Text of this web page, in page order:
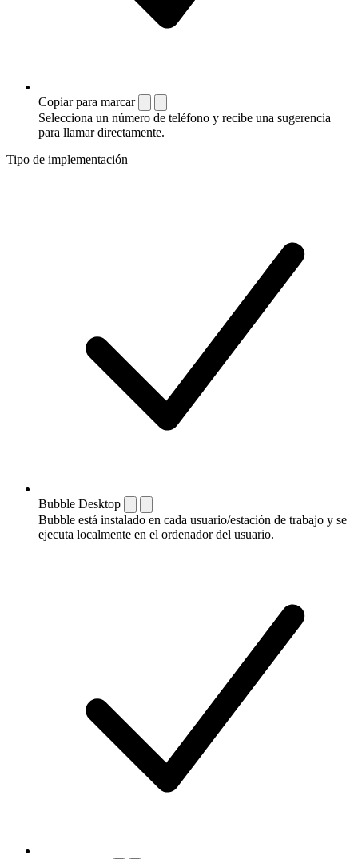
Copiar para marcar
Selecciona un número de teléfono y recibe una sugerencia
para llamar directamente.
Tipo de implementación
Bubble Desktop
Bubble está instalado en cada usuario/estación de trabajo y se
ejecuta localmente en el ordenador del usuario.